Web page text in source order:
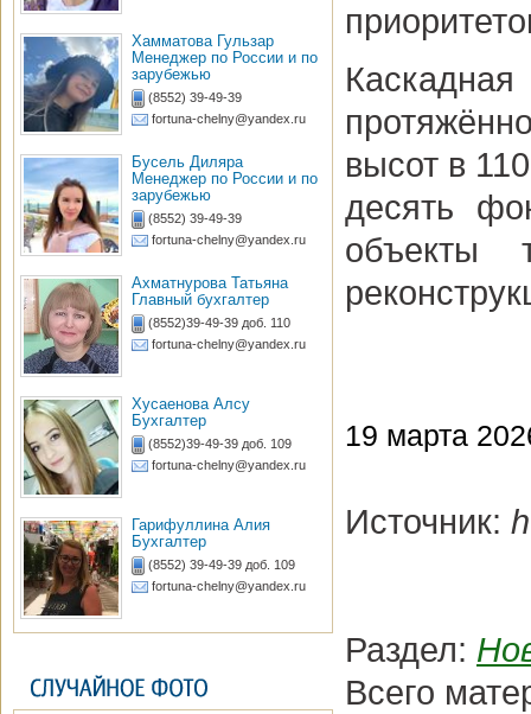
Хамматова Гульзар
Менеджер по России и по
зарубежью
(8552) 39-49-39
fortuna-chelny@yandex.ru
Бусель Диляра
Менеджер по России и по
зарубежью
(8552) 39-49-39
fortuna-chelny@yandex.ru
Ахматнурова Татьяна
Главный бухгалтер
(8552)39-49-39 доб. 110
fortuna-chelny@yandex.ru
Хусаенова Алсу
Бухгалтер
(8552)39-49-39 доб. 109
fortuna-chelny@yandex.ru
Гарифуллина Алия
Бухгалтер
(8552) 39-49-39 доб. 109
fortuna-chelny@yandex.ru
высот в
десять
объекты
19 марта
Источник:
Раздел:
Всего